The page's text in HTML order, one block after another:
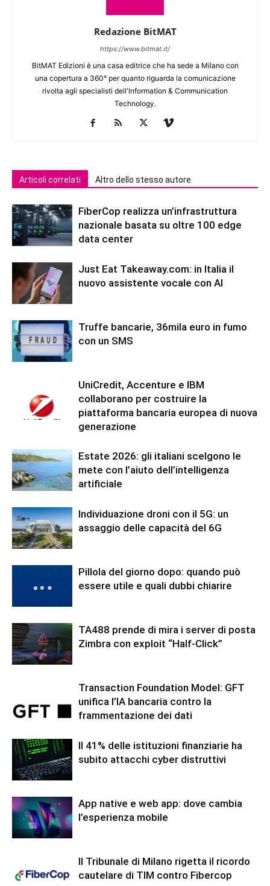
Redazione BitMAT
https://www.bitmat.it/
BitMAT Edizioni è una casa editrice che ha sede a Milano con
una copertura a 360° per quanto riguarda la comunicazione
rivolta agli specialisti dell'lnformation & Communication
Technology.
Articoli correlati Altro dello stesso autore
FiberCop realizza un’infrastruttura
nazionale basata su oltre 100 edge
data center
Just Eat Takeaway.com: in Italia il
nuovo assistente vocale con AI
Truffe bancarie, 36mila euro in fumo
con un SMS
UniCredit, Accenture e IBM
collaborano per costruire la
piattaforma bancaria europea di nuova
generazione
Estate 2026: gli italiani scelgono le
mete con l’aiuto dell’intelligenza
artificiale
Individuazione droni con il 5G: un
assaggio delle capacità del 6G
Pillola del giorno dopo: quando può
essere utile e quali dubbi chiarire
TA488 prende di mira i server di posta
Zimbra con exploit “Half-Click”
Transaction Foundation Model: GFT
unifica l’IA bancaria contro la
frammentazione dei dati
Il 41% delle istituzioni finanziarie ha
subito attacchi cyber distruttivi
App native e web app: dove cambia
l’esperienza mobile
Il Tribunale di Milano rigetta il ricordo
cautelare di TIM contro Fibercop